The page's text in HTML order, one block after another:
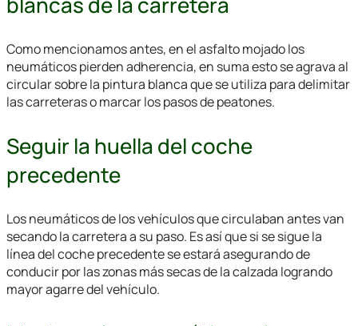
Como mencionamos antes, en el asfalto mojado los
neumáticos pierden adherencia, en suma esto se agrava al
circular sobre la pintura blanca que se utiliza para delimitar
las carreteras o marcar los pasos de peatones.
Seguir la huella del coche
precedente
Los neumáticos de los vehículos que circulaban antes van
secando la carretera a su paso. Es así que si se sigue la
línea del coche precedente se estará asegurando de
conducir por las zonas más secas de la calzada logrando
mayor agarre del vehículo.